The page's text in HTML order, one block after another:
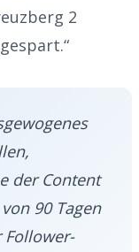
2
derContent
90 Tagen
Follower-